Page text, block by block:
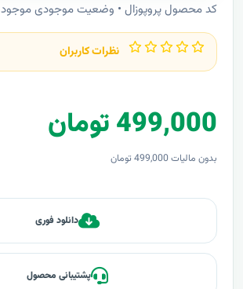
کد محصول پروپوزال • وضعیت موجودی موجود
نظرات کاربران
499,000 تومان
بدون مالیات 499,000 تومان
دانلود فوری
پشتیبانی محصول